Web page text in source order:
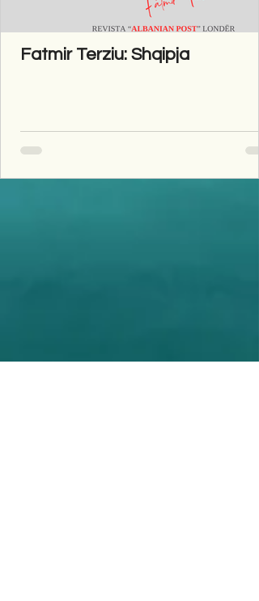
Fatmir Terziu: Shqipja